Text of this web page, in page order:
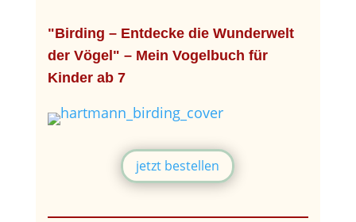
"Birding – Entdecke die Wunderwelt
der Vögel" – Mein Vogelbuch für
Kinder ab 7
jetzt bestellen